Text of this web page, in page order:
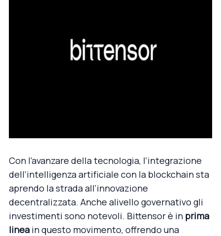
Con l’avanzare della tecnologia, l’integrazione
dell’intelligenza artificiale con la blockchain sta
aprendo la strada all’innovazione
decentralizzata. Anche alivello governativo gli
investimenti sono notevoli. Bittensor è in prima
linea in questo movimento, offrendo una